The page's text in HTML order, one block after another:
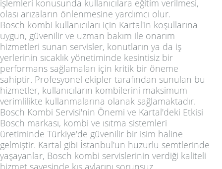
işlemleri konusunda kullanıcılara eğitim verilmesi,
olası arızaların önlenmesine yardımcı olur.
Bosch kombi kullanıcıları için Kartal'in koşullarına
uygun, güvenilir ve uzman bakım ile onarım
hizmetleri sunan servisler, konutların ya da iş
yerlerinin sıcaklık yönetiminde kesintisiz bir
performans sağlamaları için kritik bir öneme
sahiptir. Profesyonel ekipler tarafından sunulan bu
hizmetler, kullanıcıların kombilerini maksimum
verimlilikte kullanmalarına olanak sağlamaktadır.
Bosch Kombi Servisi'nin Önemi ve Kartal'deki Etkisi
Bosch markası, kombi ve ısıtma sistemleri
üretiminde Türkiye'de güvenilir bir isim haline
gelmiştir. Kartal gibi İstanbul'un huzurlu semtlerinde
yaşayanlar, Bosch kombi servislerinin verdiği kaliteli
hizmet sayesinde kış aylarını sorunsuz